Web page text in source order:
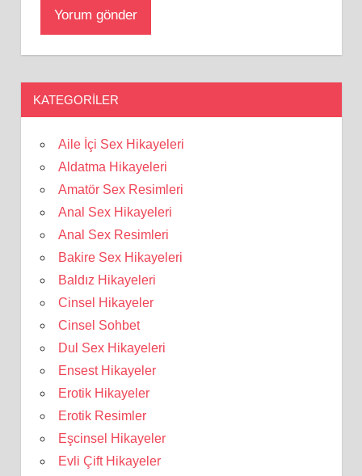
KATEGORILER
Aile İçi Sex Hikayeleri
Aldatma Hikayeleri
Amatör Sex Resimleri
Anal Sex Hikayeleri
Anal Sex Resimleri
Bakire Sex Hikayeleri
Baldız Hikayeleri
Cinsel Hikayeler
Cinsel Sohbet
Dul Sex Hikayeleri
Ensest Hikayeler
Erotik Hikayeler
Erotik Resimler
Eşcinsel Hikayeler
Evli Çift Hikayeler